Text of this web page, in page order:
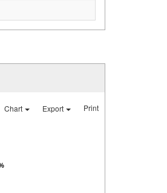
Chart Export Print